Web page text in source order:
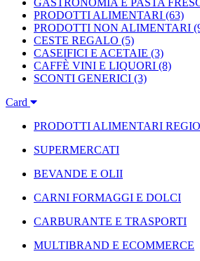
GASTRONOMIA E PASTA
PRODOTTI ALIMENTARI (63)
PRODOTTI NON ALIMENTARI
CESTE REGALO (5)
CASEIFICI E ACETAIE (3)
CAFFÈ VINI E LIQUORI (8)
SCONTI GENERICI (3)
Card
PRODOTTI ALIMENTARI
SUPERMERCATI
BEVANDE E OLII
CARNI FORMAGGI E DOLCI
CARBURANTE E TRASPORTI
MULTIBRAND E ECOMMERCE